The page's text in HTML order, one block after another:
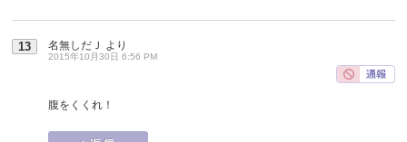
13 名無しだＪ より
2015年10月30日 6:56 PM
腹をくくれ！